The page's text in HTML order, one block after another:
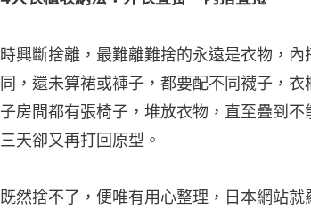
時興斷捨離，最難離難捨的永遠是衣物，
同，還未算裙或褲子，都要配不同襪子，
子房間都有張椅子，堆放衣物，直至疊到不
三天卻又再打回原型。
既然捨不了，便唯有用心整理，日本網站